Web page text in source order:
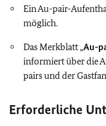
Ein Au-pair-
möglich.
Das Merkblatt „Au-
informiert über die
pairs und der
Erforderliche